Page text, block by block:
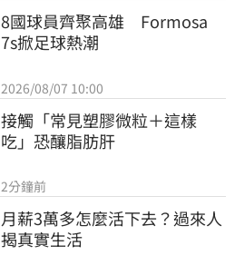
8國球員齊聚高雄　Formosa
7s掀足球熱潮
2026/08/07 10:00
接觸「常見塑膠微粒＋這樣
吃」恐釀脂肪肝
2分鐘前
月薪3萬多怎麼活下去？過來人
揭真實生活